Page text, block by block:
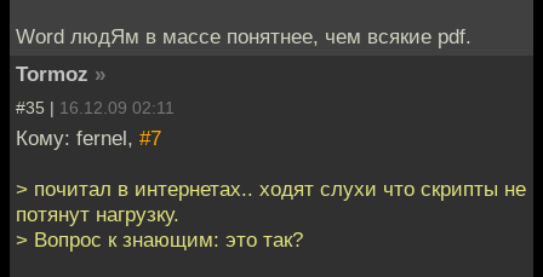
Word людЯм в массе понятнее, чем всякие pdf.
Tormoz »
#35 | 16.12.09 02:11
Кому: fernel, #7
> почитал в интернетах.. ходят слухи что скрипты не
потянут нагрузку.
> Вопрос к знающим: это так?